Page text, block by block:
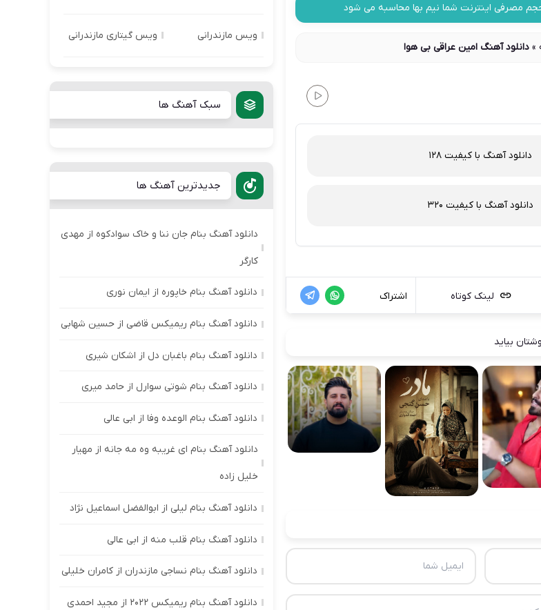
حجم مصرفی اینترنت شما نیم بها محاسبه می شود
» دانلود آهنگ امین عراقی بی هوا
دانلود آهنگ با کیفیت 128
دانلود آهنگ با کیفیت 320
لینک کوتاه اشتراک
بیاید
ویس مازندرانی ویس گیتاری مازندرانی
سبک آهنگ ها
جدیدترین آهنگ ها
دانلود آهنگ بنام جان ننا و خاک سوادکوه از مهدی
کارگر
دانلود آهنگ بنام خاپوره از ایمان نوری
دانلود آهنگ بنام ریمیکس قاضی از حسین شهابی
دانلود آهنگ بنام باغبان دل از اشکان شیری
دانلود آهنگ بنام شوتی سوارل از حامد میری
دانلود آهنگ بنام الوعده وفا از ابی عالی
دانلود آهنگ بنام ای غریبه وه مه جانه از مهیار
خلیل زاده
دانلود آهنگ بنام لیلی از ابوالفضل اسماعیل نژاد
دانلود آهنگ بنام قلب منه از ابی عالی
دانلود آهنگ بنام نساجی مازندران از کامران خلیلی
دانلود آهنگ بنام ریمیکس ۲۰۲۲ از مجید احمدی